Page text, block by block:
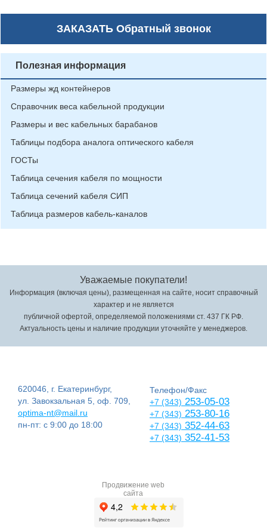
ЗАКАЗАТЬОбратный звонок
Полезная информация
Размеры жд контейнеров
Справочник веса кабельной продукции
Размеры и вес кабельных барабанов
Таблицы подбора аналога оптического кабеля
ГОСТы
Таблица сечения кабеля по мощности
Таблица сечений кабеля СИП
Таблица размеров кабель-каналов
Уважаемые покупатели!
Информация (включая цены), размещенная на сайте, носит справочный
характер и не является
публичной офертой, определяемой положениями ст. 437 ГК РФ.
Актуальность цены и наличие продукции уточняйте у менеджеров.
620046, г. Екатеринбург,
ул. Завокзальная 5, оф. 709,
optima-nt@mail.ru
пн-пт: с 9:00 до 18:00
Телефон/Факс
+7 (343) 253-05-03
+7 (343) 253-80-16
+7 (343) 352-44-63
+7 (343) 352-41-53
Продвижение web
сайта